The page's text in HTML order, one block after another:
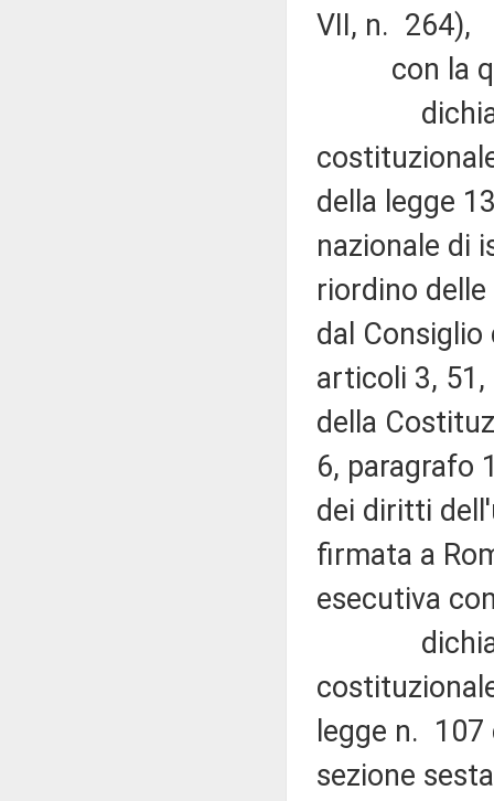
VII, n. 264),
con la
dichiara
della legge
nazionale di
riordino
dal
articoli 3,
della
6, paragrafo
dei diritti
firmata a
esecutiva
dichiara
legge n.
sezione